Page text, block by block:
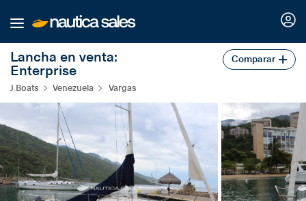
Nosotros
Buscar
Nuestros planes
Servicios náuticos
Lancha en venta:
Enterprise
Comparar
J Boats Venezuela Vargas